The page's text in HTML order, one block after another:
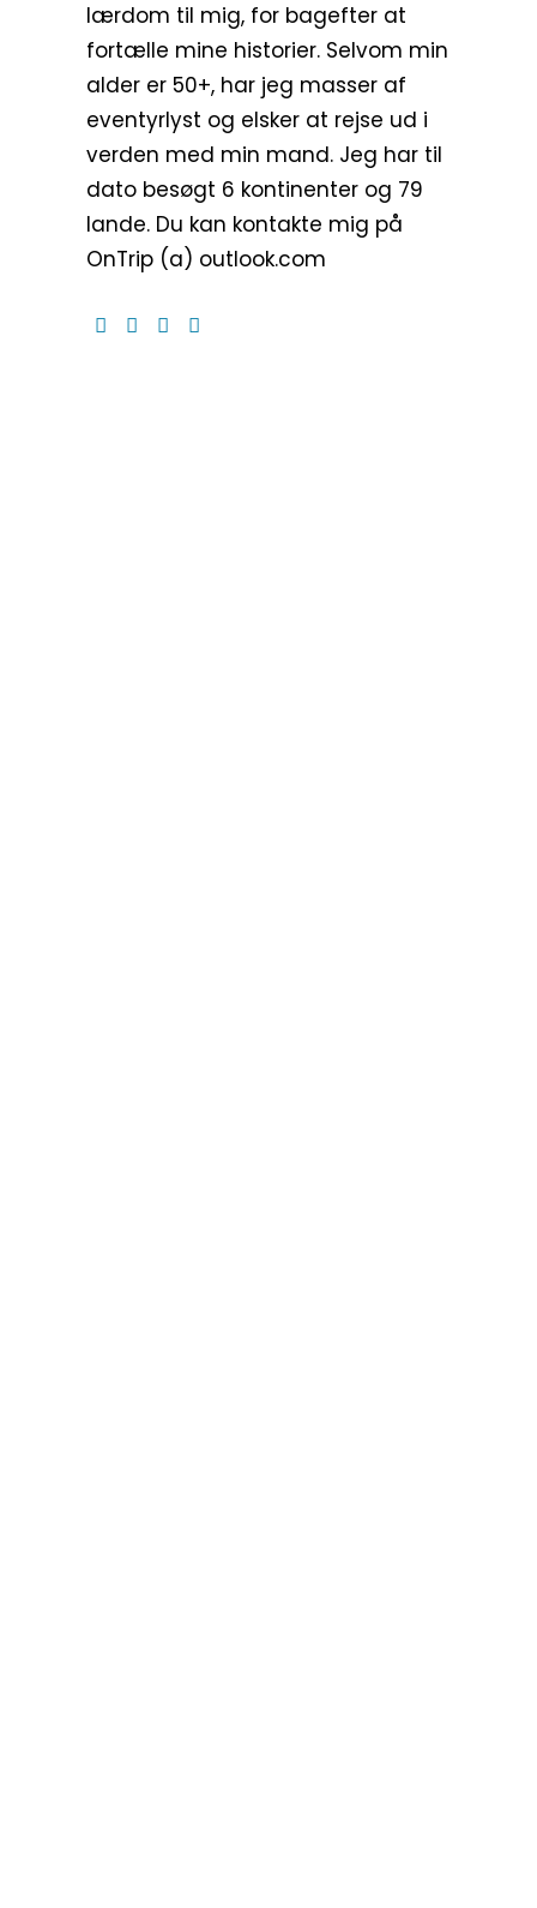
lærdom til mig, for bagefter at
fortælle mine historier. Selvom min
alder er 50+, har jeg masser af
eventyrlyst og elsker at rejse ud i
verden med min mand. Jeg har til
dato besøgt 6 kontinenter og 79
lande. Du kan kontakte mig på
OnTrip (a) outlook.com